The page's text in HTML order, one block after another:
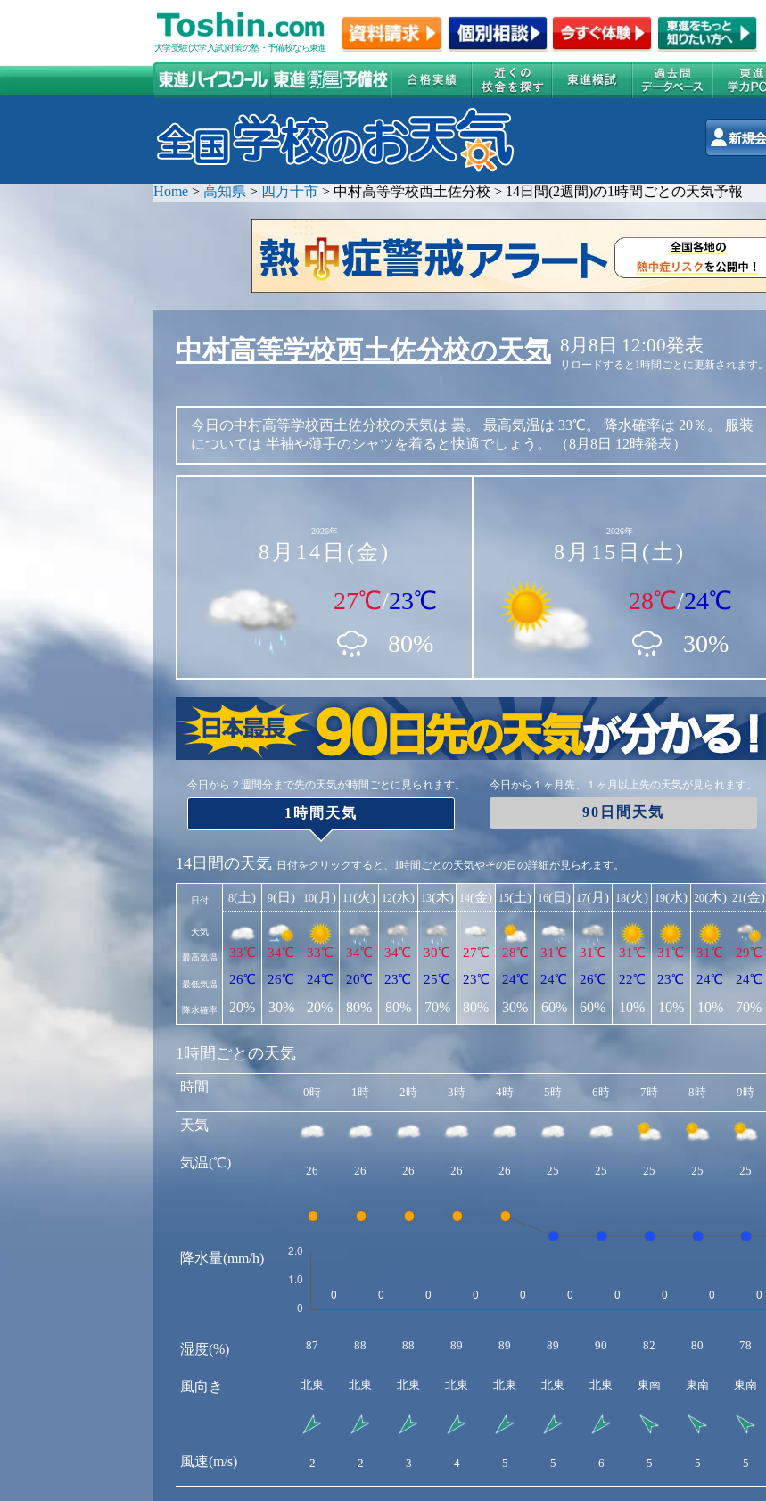
大学受験(大学入試)対策の塾・予備校なら東進
Home > 高知県 > 四万十市 > 中村高等学校西土佐分校 > 14日間(2週間)の1時間ごとの天気予報
中村高等学校西土佐分校の天気 8月8日 12:00発表
リロードすると1時間ごとに更新されます。
今日の中村高等学校西土佐分校の天気は 曇。 最高気温は 33℃。 降水確率は 20％。
服装
については 半袖や薄手のシャツを着ると快適でしょう。 （8月8日 12時発表）
2026年
8月14日(金)
27℃/23℃
80%
2026年
8月15日(土)
28℃/24℃
30%
今日から２週間分まで先の天気が時間ごとに見られます。
1時間天気
今日から１ヶ月先、１ヶ月以上先の天気が見られます。
90日間天気
14日間の天気 日付をクリックすると、1時間ごとの天気やその日の詳細が見られます。
日付
天気
最高気温
最低気温
降水確率
8(土)
33℃
26℃
20%
9(日)
34℃
26℃
30%
10(月)
33℃
24℃
20%
11(火)
34℃
20℃
80%
12(水)
34℃
23℃
80%
13(木)
30℃
25℃
70%
14(金)
27℃
23℃
80%
15(土)
28℃
24℃
30%
16(日)
31℃
24℃
60%
17(月)
31℃
26℃
60%
18(火)
31℃
22℃
10%
19(水)
31℃
23℃
10%
20(木)
31℃
24℃
10%
21(金)
29℃
24℃
70%
1時間ごとの天気
時間
天気
気温(℃)
降水量(mm/h)
湿度(%)
風向き
風速(m/s)
0時 1時 2時 3時 4時 5時 6時 7時 8時 9時
26 26 26 26 26 25 25 25 25 25
87 88 88 89 89 89 90 82 80 78
北東 北東 北東 北東 北東 北東 北東 東南 東南 東南
2 2 3 4 5 5 6 5 5 5